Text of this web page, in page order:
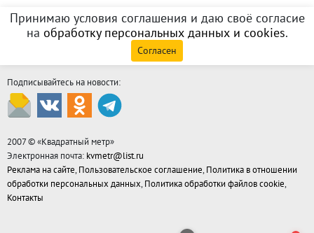
Принимаю условия соглашения и даю своё согласие
на обработку персональных данных и cookies.
Согласен
Подписывайтесь на новости:
2007 © «Квадратный метр»
Электронная почта: kvmetr@list.ru
Реклама на сайте, Пользовательское соглашение, Политика в отношении
обработки персональных данных, Политика обработки файлов cookie,
Контакты